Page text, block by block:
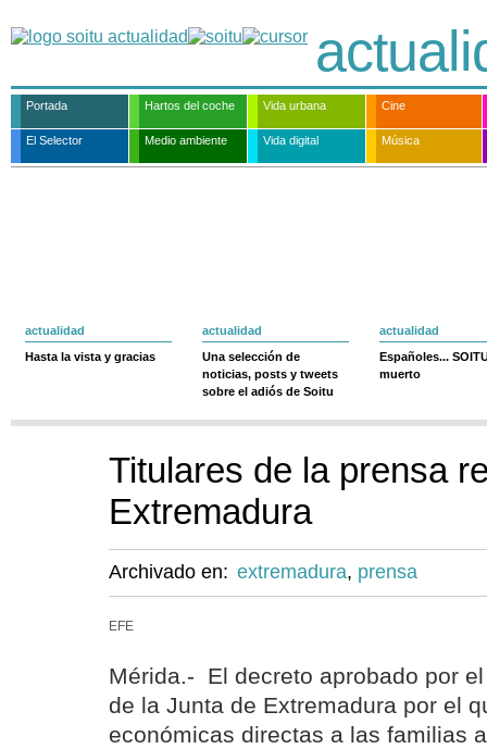
Portada Hartos del coche Vida urbana Cine
El Selector Medio ambiente Vida digital Música
actualidad
Hasta la vista y gracias
actualidad
Una selección de
noticias, posts y tweets
sobre el adiós de Soitu
actualidad
Españoles...
muerto
Titulares de la prensa
Extremadura
Archivado en: extremadura, prensa
EFE
Mérida.- El decreto aprobado por
de la Junta de Extremadura por el
económicas directas a las familias